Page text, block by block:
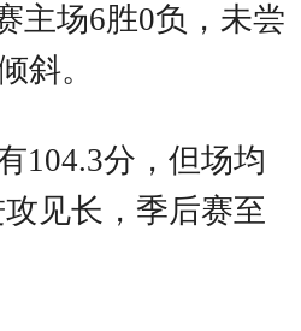
主场6胜0负，未尝
斜。
104.3分，但场均
见长，季后赛至